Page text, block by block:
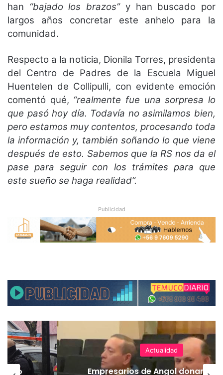
han “bajado los brazos”y han buscado por
largos años concretar este anhelo para la
comunidad.
Respecto a la noticia, Dionila Torres, presidenta
del Centro de Padres de la Escuela Miguel
Huentelen de Collipulli, con evidente emoción
comentó qué, “realmente fue una sorpresa lo
que pasó hoy día. Todavía no asimilamos bien,
pero estamos muy contentos, procesando toda
la información y, también soñando lo que viene
después de esto. Sabemos que la RS nos da el
pase para seguir con los trámites para que
este sueño se haga realidad”.
Publicidad
Actualidad
Empresarios de Angol donan